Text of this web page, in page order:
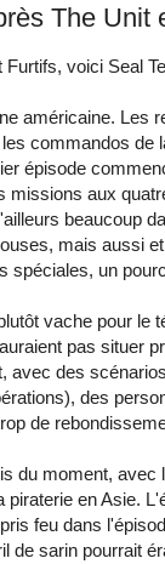
The Unit
voici Seal
américaine. Les
commandos de
épisode
missions aux
beaucoup
mais aussi
spéciales, un
vache pour le
pas situer
avec des
des
de
du moment,
piraterie en Asie.
feu dans
de sarin pourrait